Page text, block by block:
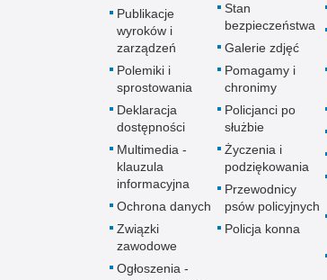
Publikacje
wyroków i
zarządzeń
Polemiki i
sprostowania
Deklaracja
dostępności
Multimedia -
klauzula
informacyjna
Ochrona danych
Związki
zawodowe
Ogłoszenia -
Stan
bezpieczeństwa
Galerie zdjęć
Pomagamy i
chronimy
Policjanci po
służbie
Życzenia i
podziękowania
Przewodnicy
psów policyjnych
Policja konna